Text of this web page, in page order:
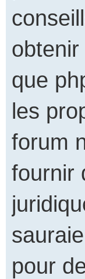
que
les
forum
fournir
pour